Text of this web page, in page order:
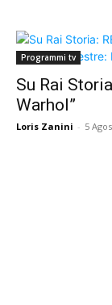
Programmi tv
Su Rai
Warhol”
Loris Zanini - 5